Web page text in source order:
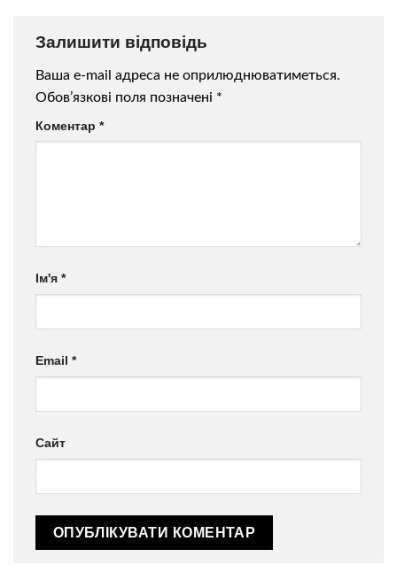
Залишити відповідь
Ваша e-mail адреса не оприлюднюватиметься.
Обов’язкові поля позначені *
Коментар *
Ім'я *
Email *
Сайт